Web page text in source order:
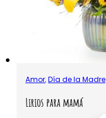
Amor,Día de la Madre
Lirios para mamá